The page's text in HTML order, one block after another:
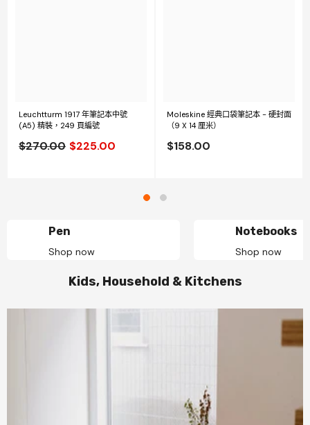
Leuchtturm 1917 年筆記本中號
(A5) 精裝，249 頁編號
$270.00 $225.00
Moleskine 經典口袋筆記本 - 硬封面
（9 X 14 厘米）
$158.00
Pen
Shop now
Notebooks
Shop now
Kids, Household & Kitchens